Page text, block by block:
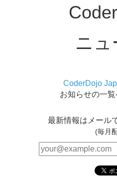
ニュ
CoderDojo
お知らせの一覧
最新情報はメール
(毎月